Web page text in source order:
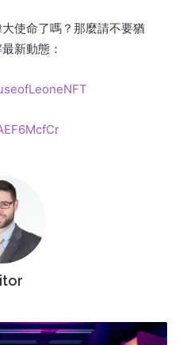
使命了嗎？ 那麼請不要猶
新動態：